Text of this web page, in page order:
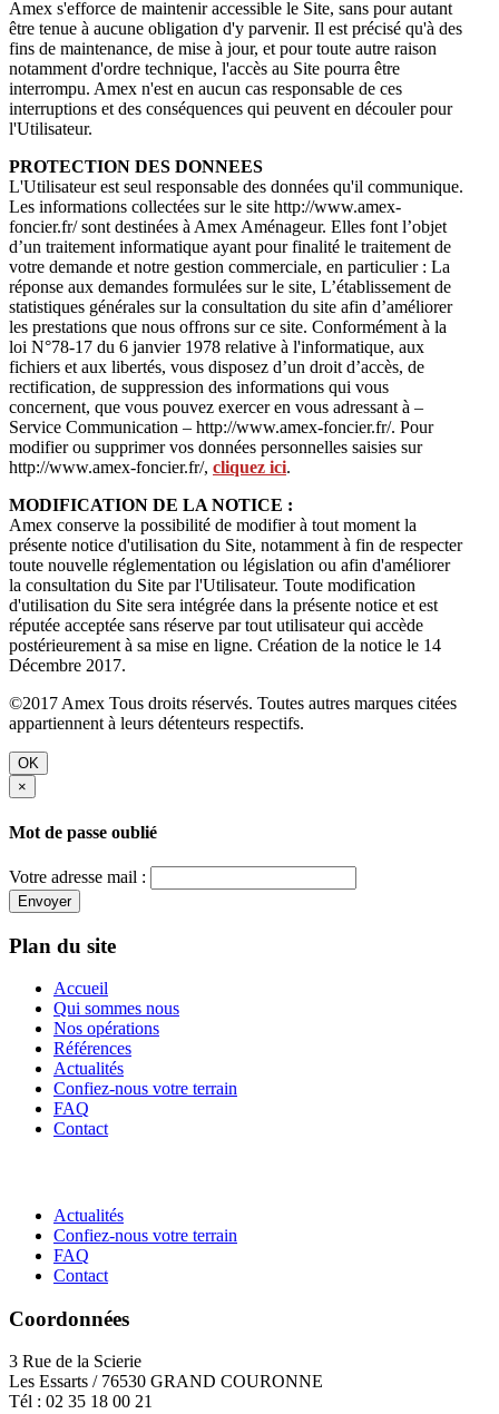
Amex s'efforce de maintenir accessible le Site, sans pour autant
être tenue à aucune obligation d'y parvenir. Il est précisé qu'à des
fins de maintenance, de mise à jour, et pour toute autre raison
notamment d'ordre technique, l'accès au Site pourra être
interrompu. Amex n'est en aucun cas responsable de ces
interruptions et des conséquences qui peuvent en découler pour
l'Utilisateur.
PROTECTION DES DONNEES
L'Utilisateur est seul responsable des données qu'il communique.
Les informations collectées sur le site http://www.amex-
foncier.fr/ sont destinées à Amex Aménageur. Elles font l’objet
d’un traitement informatique ayant pour finalité le traitement de
votre demande et notre gestion commerciale, en particulier : La
réponse aux demandes formulées sur le site, L’établissement de
statistiques générales sur la consultation du site afin d’améliorer
les prestations que nous offrons sur ce site. Conformément à la
loi N°78-17 du 6 janvier 1978 relative à l'informatique, aux
fichiers et aux libertés, vous disposez d’un droit d’accès, de
rectification, de suppression des informations qui vous
concernent, que vous pouvez exercer en vous adressant à –
Service Communication – http://www.amex-foncier.fr/. Pour
modifier ou supprimer vos données personnelles saisies sur
http://www.amex-foncier.fr/, cliquez ici.
MODIFICATION DE LA NOTICE :
Amex conserve la possibilité de modifier à tout moment la
présente notice d'utilisation du Site, notamment à fin de respecter
toute nouvelle réglementation ou législation ou afin d'améliorer
la consultation du Site par l'Utilisateur. Toute modification
d'utilisation du Site sera intégrée dans la présente notice et est
réputée acceptée sans réserve par tout utilisateur qui accède
postérieurement à sa mise en ligne. Création de la notice le 14
Décembre 2017.
©2017 Amex Tous droits réservés. Toutes autres marques citées
appartiennent à leurs détenteurs respectifs.
OK
×
Mot de passe oublié
Votre adresse mail :
Envoyer
Plan du site
Accueil
Qui sommes nous
Nos opérations
Références
Actualités
Confiez-nous votre terrain
FAQ
Contact
Actualités
Confiez-nous votre terrain
FAQ
Contact
Coordonnées
3 Rue de la Scierie
Les Essarts / 76530 GRAND COURONNE
Tél : 02 35 18 00 21